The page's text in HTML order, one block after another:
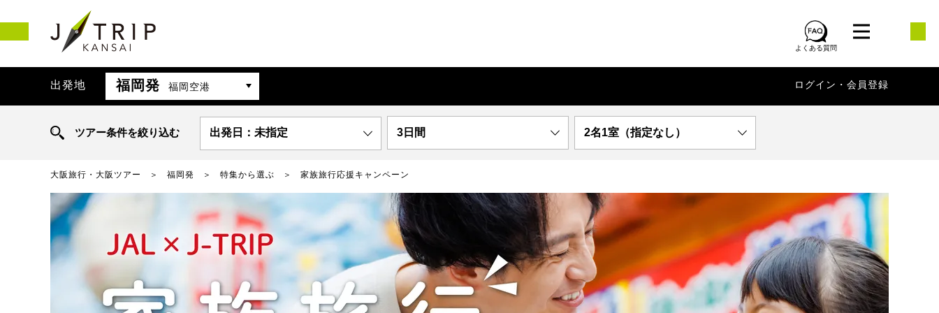
よくある質問
出発地 福岡発 福岡空港 ログイン・会員登録
ツアー条件を絞り込む 出発日：未指定 3日間 2名1室（指定なし）
大阪旅行・大阪ツアー 福岡発 特集から選ぶ 家族旅行応援キャンペーン